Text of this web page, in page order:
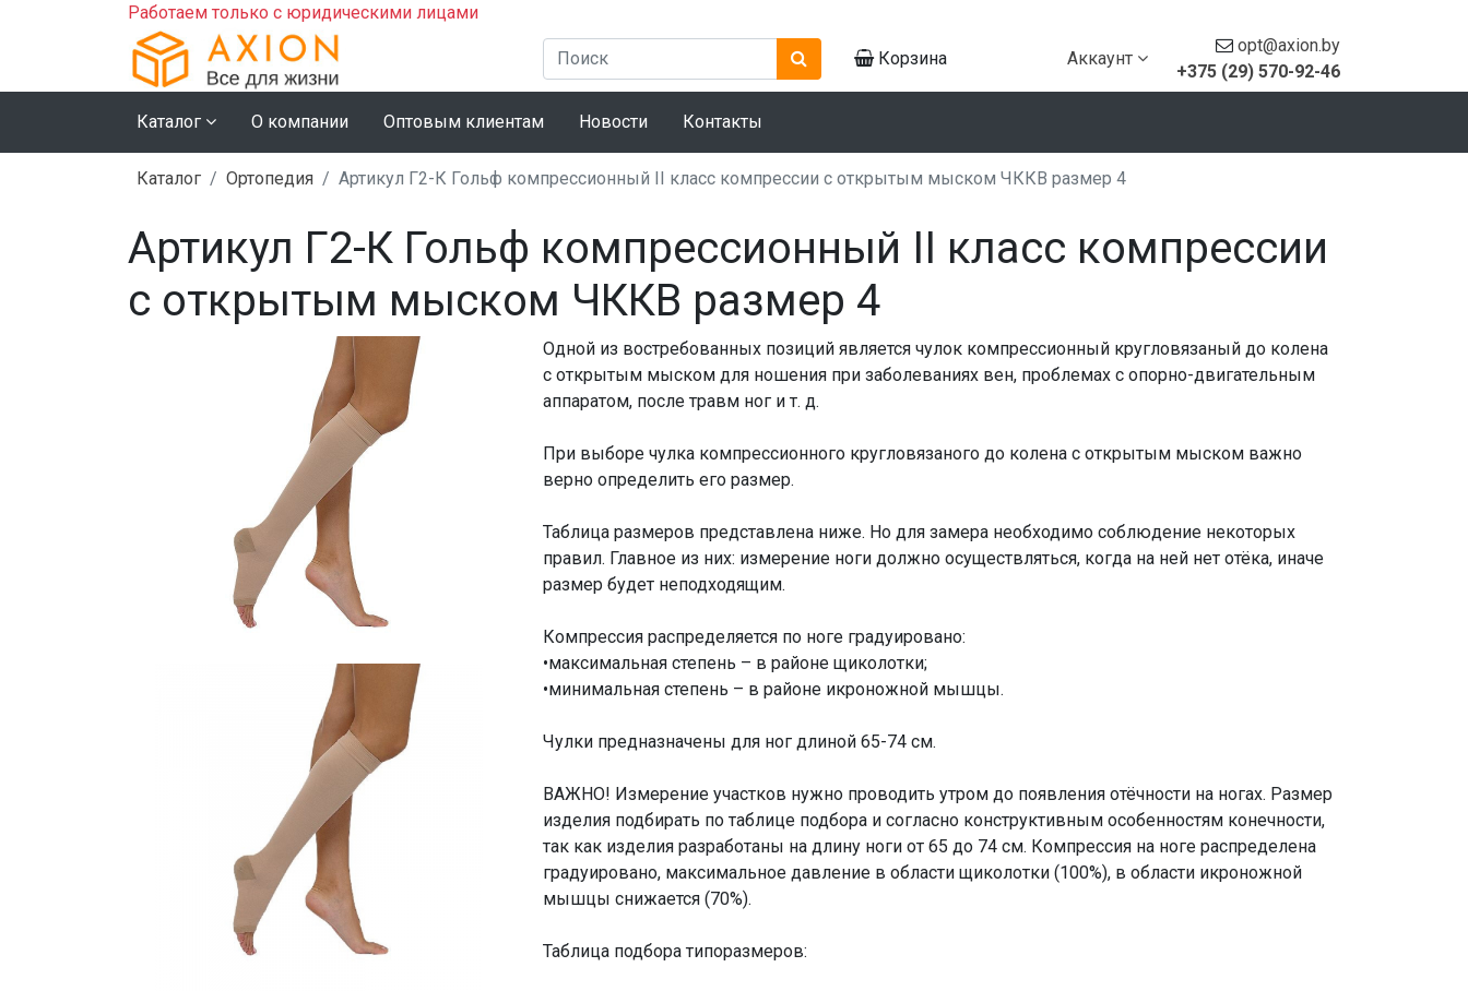
Работаем только с юридическими лицами
Корзина Аккаунт
opt@axion.by
+375 (29) 570-92-46
Каталог О компании Оптовым клиентам Новости Контакты
Каталог Ортопедия Артикул Г2-К Гольф компрессионный II класс компрессии с открытым мыском ЧККВ размер 4
Артикул Г2-К Гольф компрессионный II класс компрессии
с открытым мыском ЧККВ размер 4
Одной из востребованных позиций является чулок компрессионный кругловязаный до колена
с открытым мыском для ношения при заболеваниях вен, проблемах с опорно-двигательным
аппаратом, после травм ног и т. д.
При выборе чулка компрессионного кругловязаного до колена с открытым мыском важно
верно определить его размер.
Таблица размеров представлена ниже. Но для замера необходимо соблюдение некоторых
правил. Главное из них: измерение ноги должно осуществляться, когда на ней нет отёка, иначе
размер будет неподходящим.
Компрессия распределяется по ноге градуировано:
•максимальная степень – в районе щиколотки;
•минимальная степень – в районе икроножной мышцы.
Чулки предназначены для ног длиной 65-74 см.
ВАЖНО! Измерение участков нужно проводить утром до появления отёчности на ногах. Размер
изделия подбирать по таблице подбора и согласно конструктивным особенностям конечности,
так как изделия разработаны на длину ноги от 65 до 74 см. Компрессия на ноге распределена
градуировано, максимальное давление в области щиколотки (100%), в области икроножной
мышцы снижается (70%).
Таблица подбора типоразмеров: